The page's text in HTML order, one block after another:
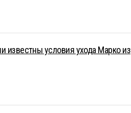
известны условия ухода Марко из